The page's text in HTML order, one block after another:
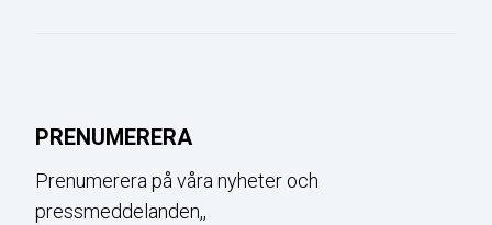
PRENUMERERA
Prenumerera på våra nyheter och
pressmeddelanden,,